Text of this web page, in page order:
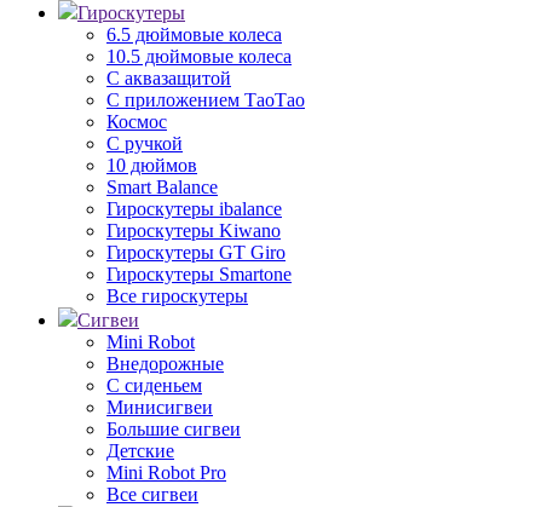
Гироскутеры
6.5 дюймовые колеса
10.5 дюймовые колеса
С аквазащитой
С приложением ТаоТао
Космос
С ручкой
10 дюймов
Smart Balance
Гироскутеры ibalance
Гироскутеры Kiwano
Гироскутеры GT Giro
Гироскутеры Smartone
Все гироскутеры
Сигвеи
Mini Robot
Внедорожные
С сиденьем
Минисигвеи
Большие сигвеи
Детские
Mini Robot Pro
Все сигвеи